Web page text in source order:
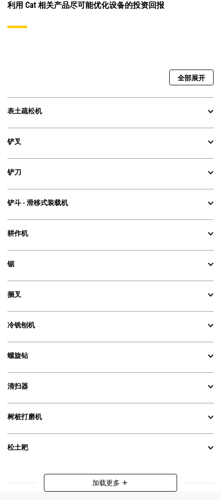
利用 Cat 相关产品尽可能优化设备的投资回报
全部展开
表土疏松机
铲叉
铲刀
铲斗 - 滑移式装载机
耕作机
锯
捆叉
冷铣刨机
螺旋钻
清扫器
树桩打磨机
松土耙
加载更多 add